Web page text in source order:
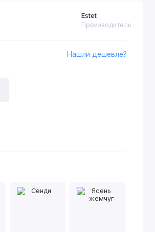
Estet
Производитель
Нашли дешевле?